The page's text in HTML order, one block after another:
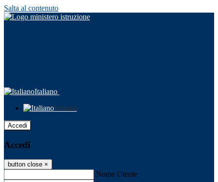
Salta al contenuto
Italiano
Italiano
Accedi
Accedi
button close ×
Nome Utente